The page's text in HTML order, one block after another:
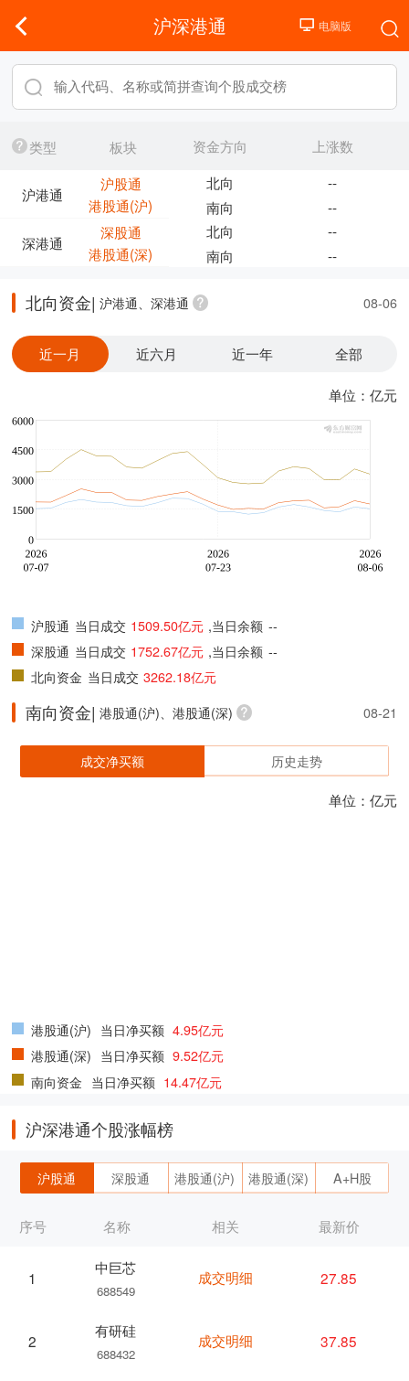
沪深港通
类型 板块
沪港通
沪股通
港股通(沪)
深港通
深股通
港股通(深)
资金方向
上涨数
北向
--
南向
--
北向
--
南向
--
北向资金| 沪港通、深港通 08-06
近一月 近六月 近一年 全部
单位：亿元
沪股通 当日成交 1509.50亿元 ,当日余额 --
深股通 当日成交 1752.67亿元 ,当日余额 --
北向资金 当日成交 3262.18亿元
南向资金| 港股通(沪)、港股通(深) 08-21
成交净买额 历史走势
单位：亿元
港股通(沪) 当日净买额 4.95亿元
港股通(深) 当日净买额 9.52亿元
南向资金 当日净买额 14.47亿元
沪深港通个股涨幅榜
沪股通 深股通 港股通(沪) 港股通(深) A+H股
序号 名称
1
中巨芯
688549
2
有研硅
688432
相关 最新价
成交明细 27.85
成交明细 37.85